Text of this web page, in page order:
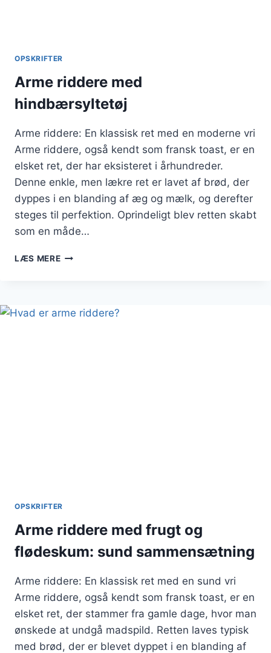
OPSKRIFTER
Arme riddere med
hindbærsyltetøj
Arme riddere: En klassisk ret med en moderne vri
Arme riddere, også kendt som fransk toast, er en
elsket ret, der har eksisteret i århundreder.
Denne enkle, men lækre ret er lavet af brød, der
dyppes i en blanding af æg og mælk, og derefter
steges til perfektion. Oprindeligt blev retten skabt
som en måde…
LÆS MEREARME
OPSKRIFTER
Arme riddere med frugt og
flødeskum: sund sammensætning
Arme riddere: En klassisk ret med en sund vri
Arme riddere, også kendt som fransk toast, er en
elsket ret, der stammer fra gamle dage, hvor man
ønskede at undgå madspild. Retten laves typisk
med brød, der er blevet dyppet i en blanding af